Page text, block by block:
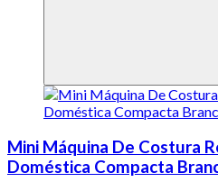
Mini Máquina De Costura
Doméstica Compacta